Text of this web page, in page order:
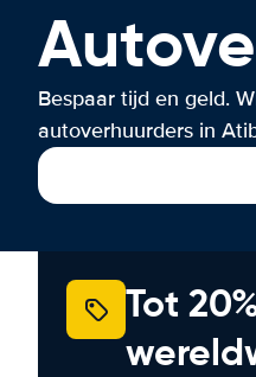
Bespaar tijd en geld.
autoverhuurders in
Tot